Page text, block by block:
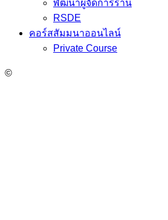
พัฒนาผู้จัดการร้าน
RSDE
คอร์สสัมมนาออนไลน์
Private Course
©